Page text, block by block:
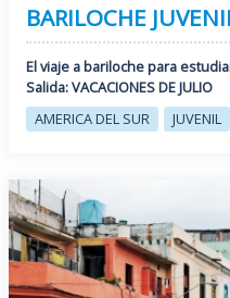
BARILOCHE
El viaje a bariloche para
Salida: VACACIONES DE JULIO
AMERICA DEL SUR
JUVENIL